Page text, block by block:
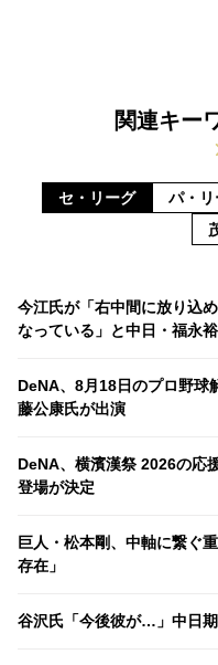
関連キー
セ・リーグ パ・リ
今江氏が「右中間に放り込
なっている」と中日・福永
DeNA、8月18日のプロ野球
藤公康氏が出演
DeNA、横濱漢祭 2026の応
登場が決定
巨人・松本剛、中軸に繋ぐ
存在」
谷沢氏「今後彼が…」中日